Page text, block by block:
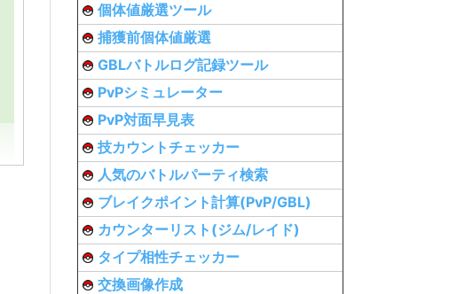
個体値厳選ツール
捕獲前個体値厳選
GBLバトルログ記録ツール
PvPシミュレーター
PvP対面早見表
技カウントチェッカー
人気のバトルパーティ検索
ブレイクポイント計算(PvP/GBL)
カウンターリスト(ジム/レイド)
タイプ相性チェッカー
交換画像作成